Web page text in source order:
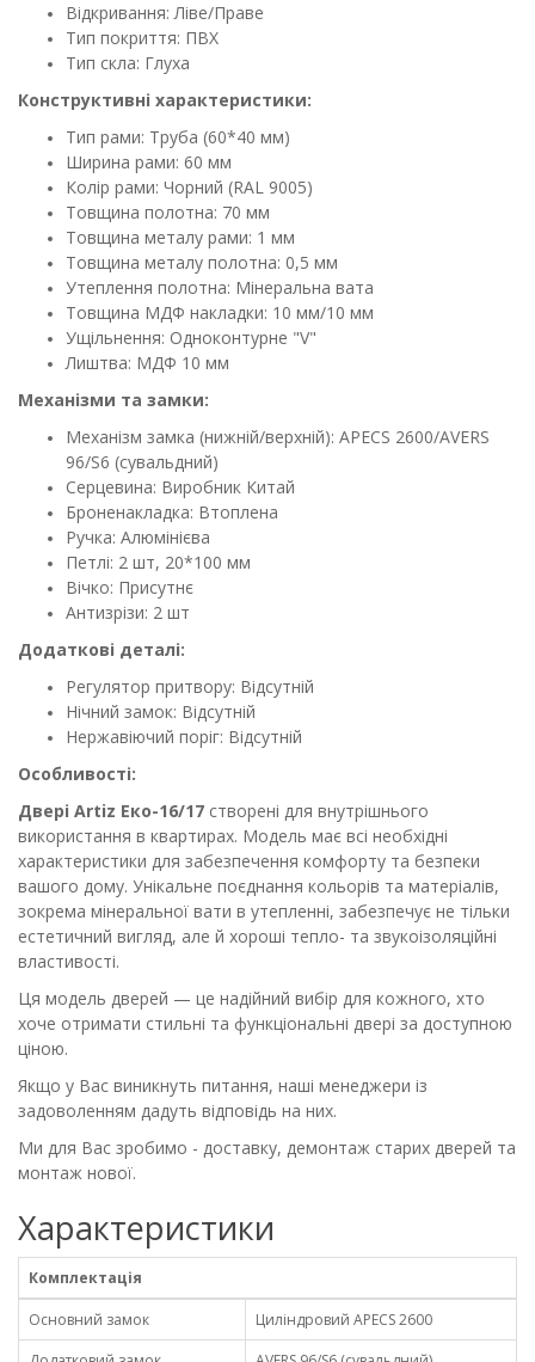
Відкривання: Ліве/Праве
Тип покриття: ПВХ
Тип скла: Глуха
Конструктивні характеристики:
Тип рами: Труба (60*40 мм)
Ширина рами: 60 мм
Колір рами: Чорний (RAL 9005)
Товщина полотна: 70 мм
Товщина металу рами: 1 мм
Товщина металу полотна: 0,5 мм
Утеплення полотна: Мінеральна вата
Товщина МДФ накладки: 10 мм/10 мм
Ущільнення: Одноконтурне "V"
Лиштва: МДФ 10 мм
Механізми та замки:
Механізм замка (нижній/верхній): APECS 2600/AVERS
96/S6 (сувальдний)
Серцевина: Виробник Китай
Броненакладка: Втоплена
Ручка: Алюмінієва
Петлі: 2 шт, 20*100 мм
Вічко: Присутнє
Антизрізи: 2 шт
Додаткові деталі:
Регулятор притвору: Відсутній
Нічний замок: Відсутній
Нержавіючий поріг: Відсутній
Особливості:
Двері Artiz Еко-16/17 створені для внутрішнього
використання в квартирах. Модель має всі необхідні
характеристики для забезпечення комфорту та безпеки
вашого дому. Унікальне поєднання кольорів та матеріалів,
зокрема мінеральної вати в утепленні, забезпечує не тільки
естетичний вигляд, але й хороші тепло- та звукоізоляційні
властивості.
Ця модель дверей — це надійний вибір для кожного, хто
хоче отримати стильні та функціональні двері за доступною
ціною.
Якщо у Вас виникнуть питання, наші менеджери із
задоволенням дадуть відповідь на них.
Ми для Вас зробимо - доставку, демонтаж старих дверей та
монтаж нової.
Характеристики
Комплектація
Основний замок
Циліндровий APECS 2600